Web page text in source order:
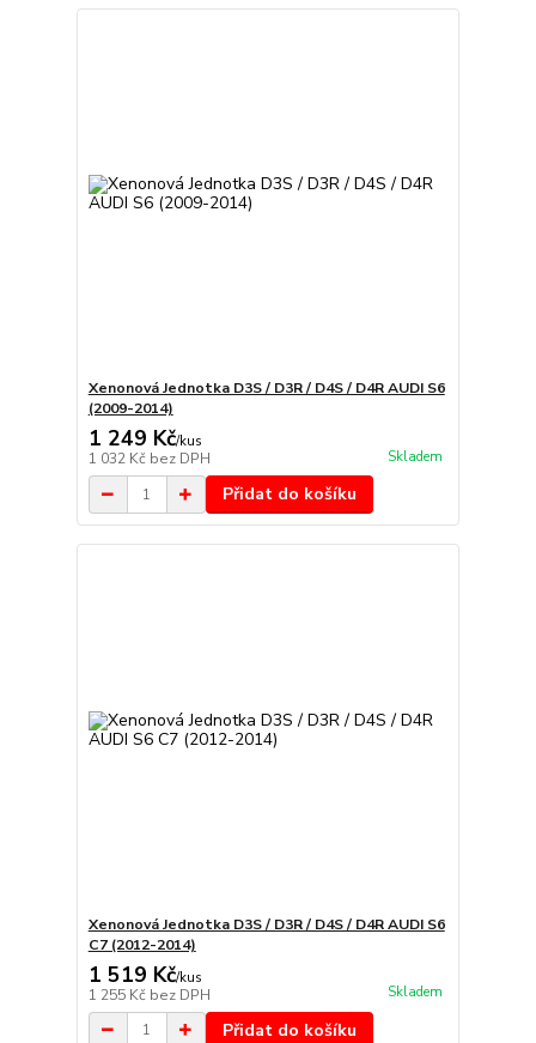
Xenonová Jednotka D3S / D3R / D4S / D4R AUDI S6
(2009-2014)
1 249 Kč/kus
1 032 Kč bez DPH Skladem
Přidat do košíku
Xenonová Jednotka D3S / D3R / D4S / D4R AUDI S6
C7 (2012-2014)
1 519 Kč/kus
1 255 Kč bez DPH Skladem
Přidat do košíku